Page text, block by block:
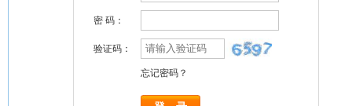
密 码：
验证码：
忘记密码？